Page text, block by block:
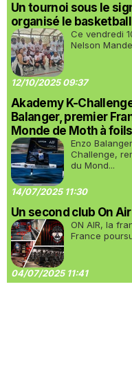
Un tournoi sous le
organisé le
Ce vendredi
Nelson
12/10/2025 09:37
Akademy K-
Balanger, premier
Monde de Moth à foils
Enzo
Challenge,
du Mond...
14/07/2025 11:30
Un second club On
ON AIR, la
France
04/07/2025 11:41